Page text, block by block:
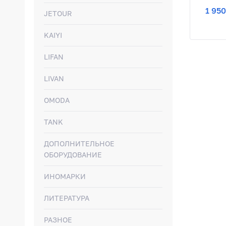
JETOUR
KAIYI
LIFAN
LIVAN
OMODA
TANK
ДОПОЛНИТЕЛЬНОЕ
ОБОРУДОВАНИЕ
ИНОМАРКИ
ЛИТЕРАТУРА
РАЗНОЕ
1